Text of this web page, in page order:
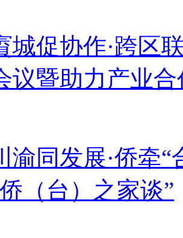
城促协作·跨区
议暨助力产业
渝同发展·侨牵
（台）之家谈”